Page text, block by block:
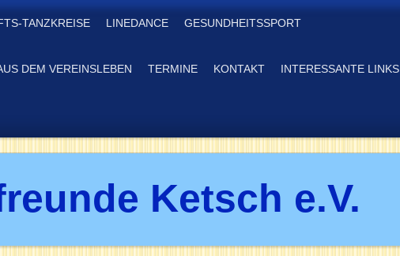
TANZKREISE LINEDANCE GESUNDHEITSSPORT
DEM VEREINSLEBEN TERMINE KONTAKT INTERESSANTE LINKS
Ketsch e.V.